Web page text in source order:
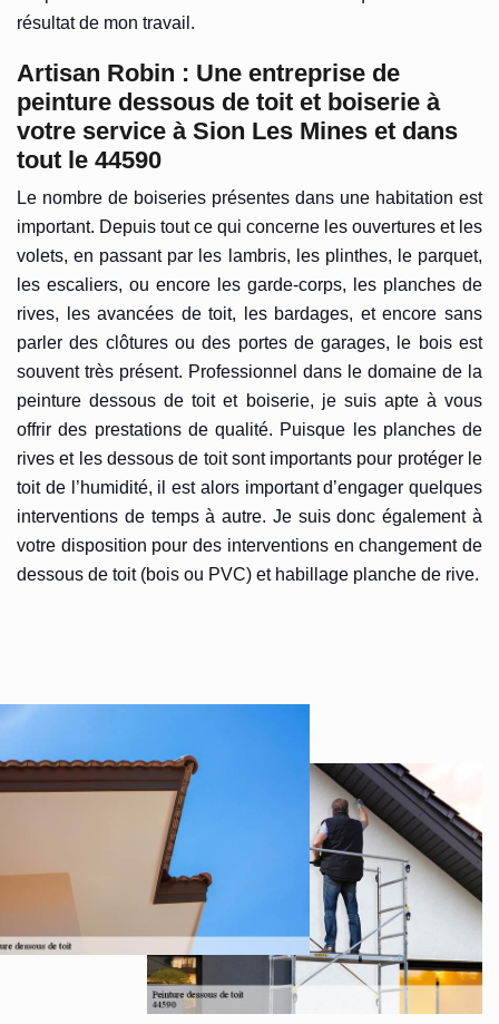
résultat de mon travail.
Artisan Robin : Une entreprise de
peinture dessous de toit et boiserie à
votre service à Sion Les Mines et dans
tout le 44590
Le nombre de boiseries présentes dans une habitation est
important. Depuis tout ce qui concerne les ouvertures et les
volets, en passant par les lambris, les plinthes, le parquet,
les escaliers, ou encore les garde-corps, les planches de
rives, les avancées de toit, les bardages, et encore sans
parler des clôtures ou des portes de garages, le bois est
souvent très présent. Professionnel dans le domaine de la
peinture dessous de toit et boiserie, je suis apte à vous
offrir des prestations de qualité. Puisque les planches de
rives et les dessous de toit sont importants pour protéger le
toit de l’humidité, il est alors important d’engager quelques
interventions de temps à autre. Je suis donc également à
votre disposition pour des interventions en changement de
dessous de toit (bois ou PVC) et habillage planche de rive.